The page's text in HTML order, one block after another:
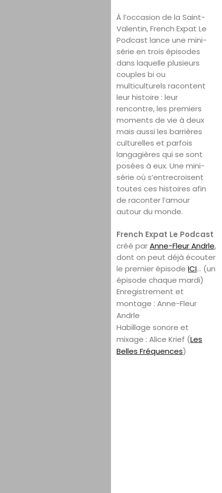
À l’occasion de la Saint-
Valentin, French Expat Le
Podcast lance une mini-
série en trois épisodes
dans laquelle plusieurs
couples bi ou
multiculturels racontent
leur histoire : leur
rencontre, les premiers
moments de vie à deux
mais aussi les barrières
culturelles et parfois
langagières qui se sont
posées à eux. Une mini-
série où s’entrecroisent
toutes ces histoires afin
de raconter l’amour
autour du monde.
French Expat Le Podcast
créé parAnne-Fleur Andrle,
dont on peut déjà écouter
le premier épisodeICI… (un
épisode chaque mardi)
Enregistrement et
montage : Anne-Fleur
Andrle
Habillage sonore et
mixage : Alice Krief (Les
Belles Fréquences)